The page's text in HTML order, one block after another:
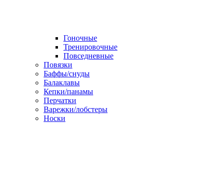
Гоночные
Тренировочные
Повседневные
Повязки
Баффы/снуды
Балаклавы
Кепки/панамы
Перчатки
Варежки/лобстеры
Носки